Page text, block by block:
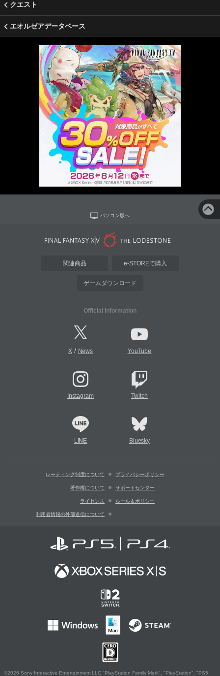
クエスト
エオルゼアデータベース
パソコン版へ
関連商品 e-STOREで購入
ゲームダウンロード
Official Information
X/ News YouTube
Instagram Twitch
LINE Bluesky
レーティング制度について プライバシーポリシー
著作権について サポートセンター
ライセンス ルール＆ポリシー
利用者情報の外部送信について
©2026 Sony Interactive Entertainment LLC."PlayStation Family Mark", "PlayStation", "PS5